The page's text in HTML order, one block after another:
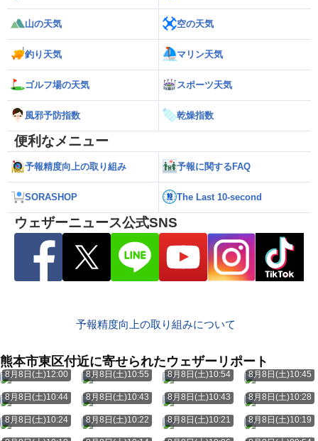
山の天気 空の天気
釣り天気 マリン天気
ゴルフ場の天気 スポーツ天気
風邪予防指数 乾燥指数
便利なメニュー
予報精度向上の取り組み 予報に関するFAQ
SORASHOP The Last 10-second
ウェザーニュース公式SNS
予報精度向上の取り組みについて
熊本市東区付近に寄せられたウェザーリポート
8月8日(土)12:00 8月8日(土)10:55 8月8日(土)10:54 8月8日(土)10:45
8月8日(土)10:44 8月8日(土)10:43 8月8日(土)10:43 8月8日(土)10:28
8月8日(土)10:24 8月8日(土)10:22 8月8日(土)10:21 8月8日(土)10:19